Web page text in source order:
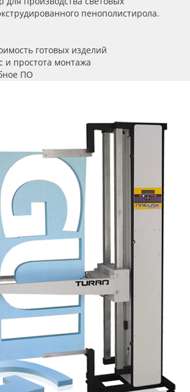
пенополистирола.
готовых изделий
и простота монтажа
ПО